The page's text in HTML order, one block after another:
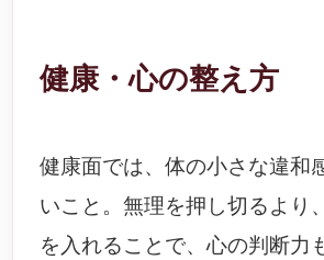
健康・心の整え方
健康面では、体の小さな違和
いこと。無理を押し切るより
を入れることで、心の判断力